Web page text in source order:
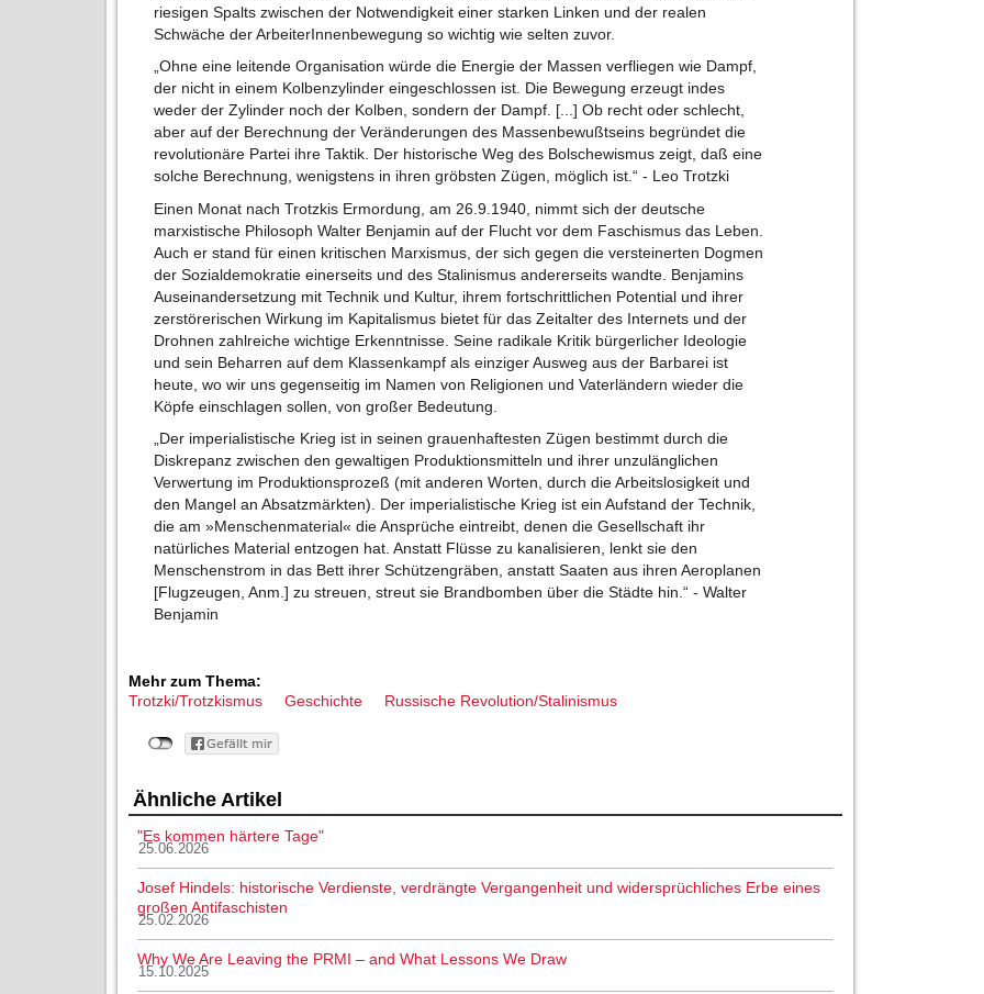
riesigen Spalts zwischen der Notwendigkeit einer starken Linken und der realen
Schwäche der ArbeiterInnenbewegung so wichtig wie selten zuvor.
„Ohne eine leitende Organisation würde die Energie der Massen verfliegen wie Dampf,
der nicht in einem Kolbenzylinder eingeschlossen ist. Die Bewegung erzeugt indes
weder der Zylinder noch der Kolben, sondern der Dampf. [...] Ob recht oder schlecht,
aber auf der Berechnung der Veränderungen des Massenbewußtseins begründet die
revolutionäre Partei ihre Taktik. Der historische Weg des Bolschewismus zeigt, daß eine
solche Berechnung, wenigstens in ihren gröbsten Zügen, möglich ist.“ - Leo Trotzki
Einen Monat nach Trotzkis Ermordung, am 26.9.1940, nimmt sich der deutsche
marxistische Philosoph Walter Benjamin auf der Flucht vor dem Faschismus das Leben.
Auch er stand für einen kritischen Marxismus, der sich gegen die versteinerten Dogmen
der Sozialdemokratie einerseits und des Stalinismus andererseits wandte. Benjamins
Auseinandersetzung mit Technik und Kultur, ihrem fortschrittlichen Potential und ihrer
zerstörerischen Wirkung im Kapitalismus bietet für das Zeitalter des Internets und der
Drohnen zahlreiche wichtige Erkenntnisse. Seine radikale Kritik bürgerlicher Ideologie
und sein Beharren auf dem Klassenkampf als einziger Ausweg aus der Barbarei ist
heute, wo wir uns gegenseitig im Namen von Religionen und Vaterländern wieder die
Köpfe einschlagen sollen, von großer Bedeutung.
„Der imperialistische Krieg ist in seinen grauenhaftesten Zügen bestimmt durch die
Diskrepanz zwischen den gewaltigen Produktionsmitteln und ihrer unzulänglichen
Verwertung im Produktionsprozeß (mit anderen Worten, durch die Arbeitslosigkeit und
den Mangel an Absatzmärkten). Der imperialistische Krieg ist ein Aufstand der Technik,
die am »Menschenmaterial« die Ansprüche eintreibt, denen die Gesellschaft ihr
natürliches Material entzogen hat. Anstatt Flüsse zu kanalisieren, lenkt sie den
Menschenstrom in das Bett ihrer Schützengräben, anstatt Saaten aus ihren Aeroplanen
[Flugzeugen, Anm.] zu streuen, streut sie Brandbomben über die Städte hin.“ - Walter
Benjamin
Mehr zum Thema:
Trotzki/Trotzkismus
Geschichte Russische Revolution/Stalinismus
Ähnliche Artikel
"Es kommen härtere Tage"
25.06.2026
Josef Hindels: historische Verdienste, verdrängte Vergangenheit und widersprüchliches Erbe eines
großen Antifaschisten
25.02.2026
Why We Are Leaving the PRMI – and What Lessons We Draw
15.10.2025